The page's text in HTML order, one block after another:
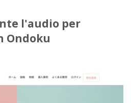
l'audio per
Ondoku